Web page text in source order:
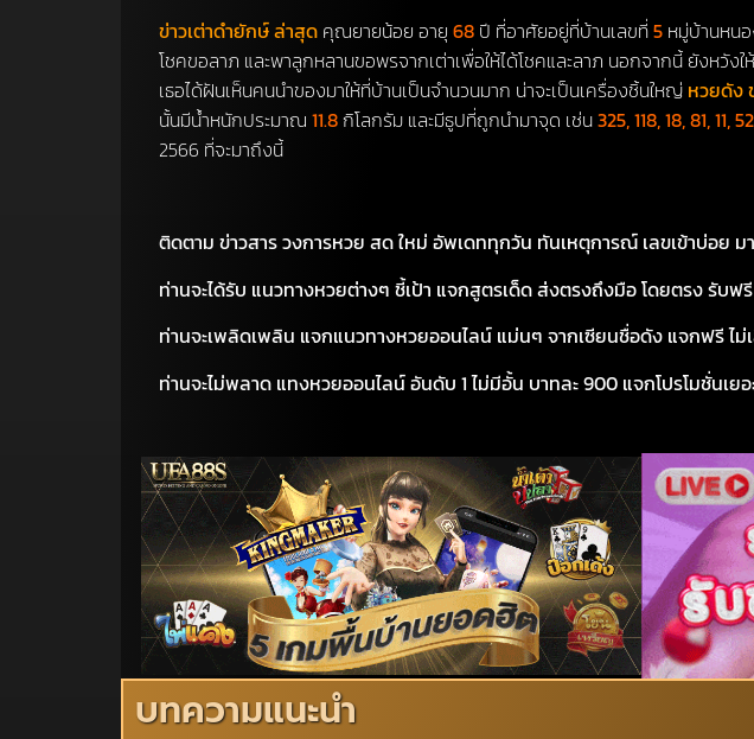
ข่าวเต่าดำยักษ์ ล่าสุด คุณยายน้อย อายุ 68 ปี ที่อาศัยอยู่ที่บ้านเลขที่5 หมู่บ้านหน
โชคขอลาภ และพาลูกหลานขอพรจากเต่าเพื่อให้ได้โชคและลาภ นอกจากนี้ ยังหวัง
เธอได้ฝันเห็นคนนำของมาให้ที่บ้านเป็นจำนวนมาก น่าจะเป็นเครื่องชิ้นใหญ่ หวยดัง
นั้นมีน้ำหนักประมาณ 11.8กิโลกรัม และมีธูปที่ถูกนำมาจุด เช่น325, 118, 18, 81, 11,
2566 ที่จะมาถึงนี้
ติดตาม ข่าวสาร วงการหวย สด ใหม่ อัพเดททุกวัน ทันเหตุการณ์ เลขเข้าบ่อย
ท่านจะได้รับ แนวทางหวยต่างๆ ชี้เป้า แจกสูตรเด็ด ส่งตรงถึงมือ โดยตรง รับฟ
ท่านจะเพลิดเพลิน แจกแนวทางหวยออนไลน์ แม่นๆ จากเซียนชื่อดัง แจกฟรี ไม่
ท่านจะไม่พลาด แทงหวยออนไลน์ อันดับ 1 ไม่มีอั้น บาทละ 900 แจกโปรโมชั่นเย
บทความแนะนำ